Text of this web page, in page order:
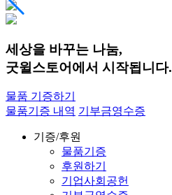
세상을 바꾸는 나눔,
굿윌스토어에서 시작됩니다.
물품 기증하기
물품기증 내역 기부금영수증
기증/후원
물품기증
후원하기
기업사회공헌